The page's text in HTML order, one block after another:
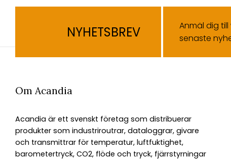
NYHETSBREV
Anmäl dig
senaste
Om Acandia
Acandia är ett svenskt företag som distribuerar
produkter som industriroutrar, dataloggrar, givare
och transmittrar för temperatur, luftfuktighet,
barometertryck, CO2, flöde och tryck, fjärrstyrningar